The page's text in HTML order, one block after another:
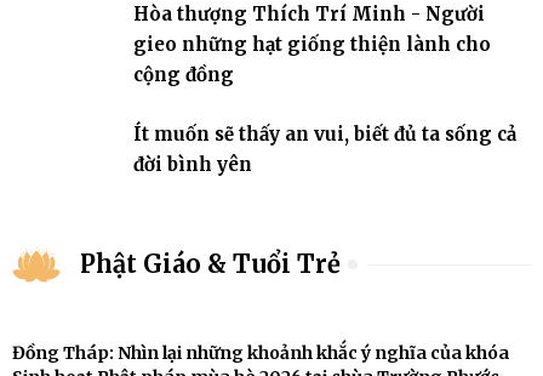
Hòa thượng Thích Trí Minh - Người
gieo những hạt giống thiện lành cho
cộng đồng
Ít muốn sẽ thấy an vui, biết đủ ta sống cả
đời bình yên
Phật Giáo & Tuổi Trẻ
Đồng Tháp: Nhìn lại những khoảnh khắc ý nghĩa của khóa